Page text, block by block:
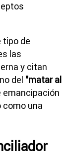
tipo de
las
y citan
del "matar al
emancipación
como una